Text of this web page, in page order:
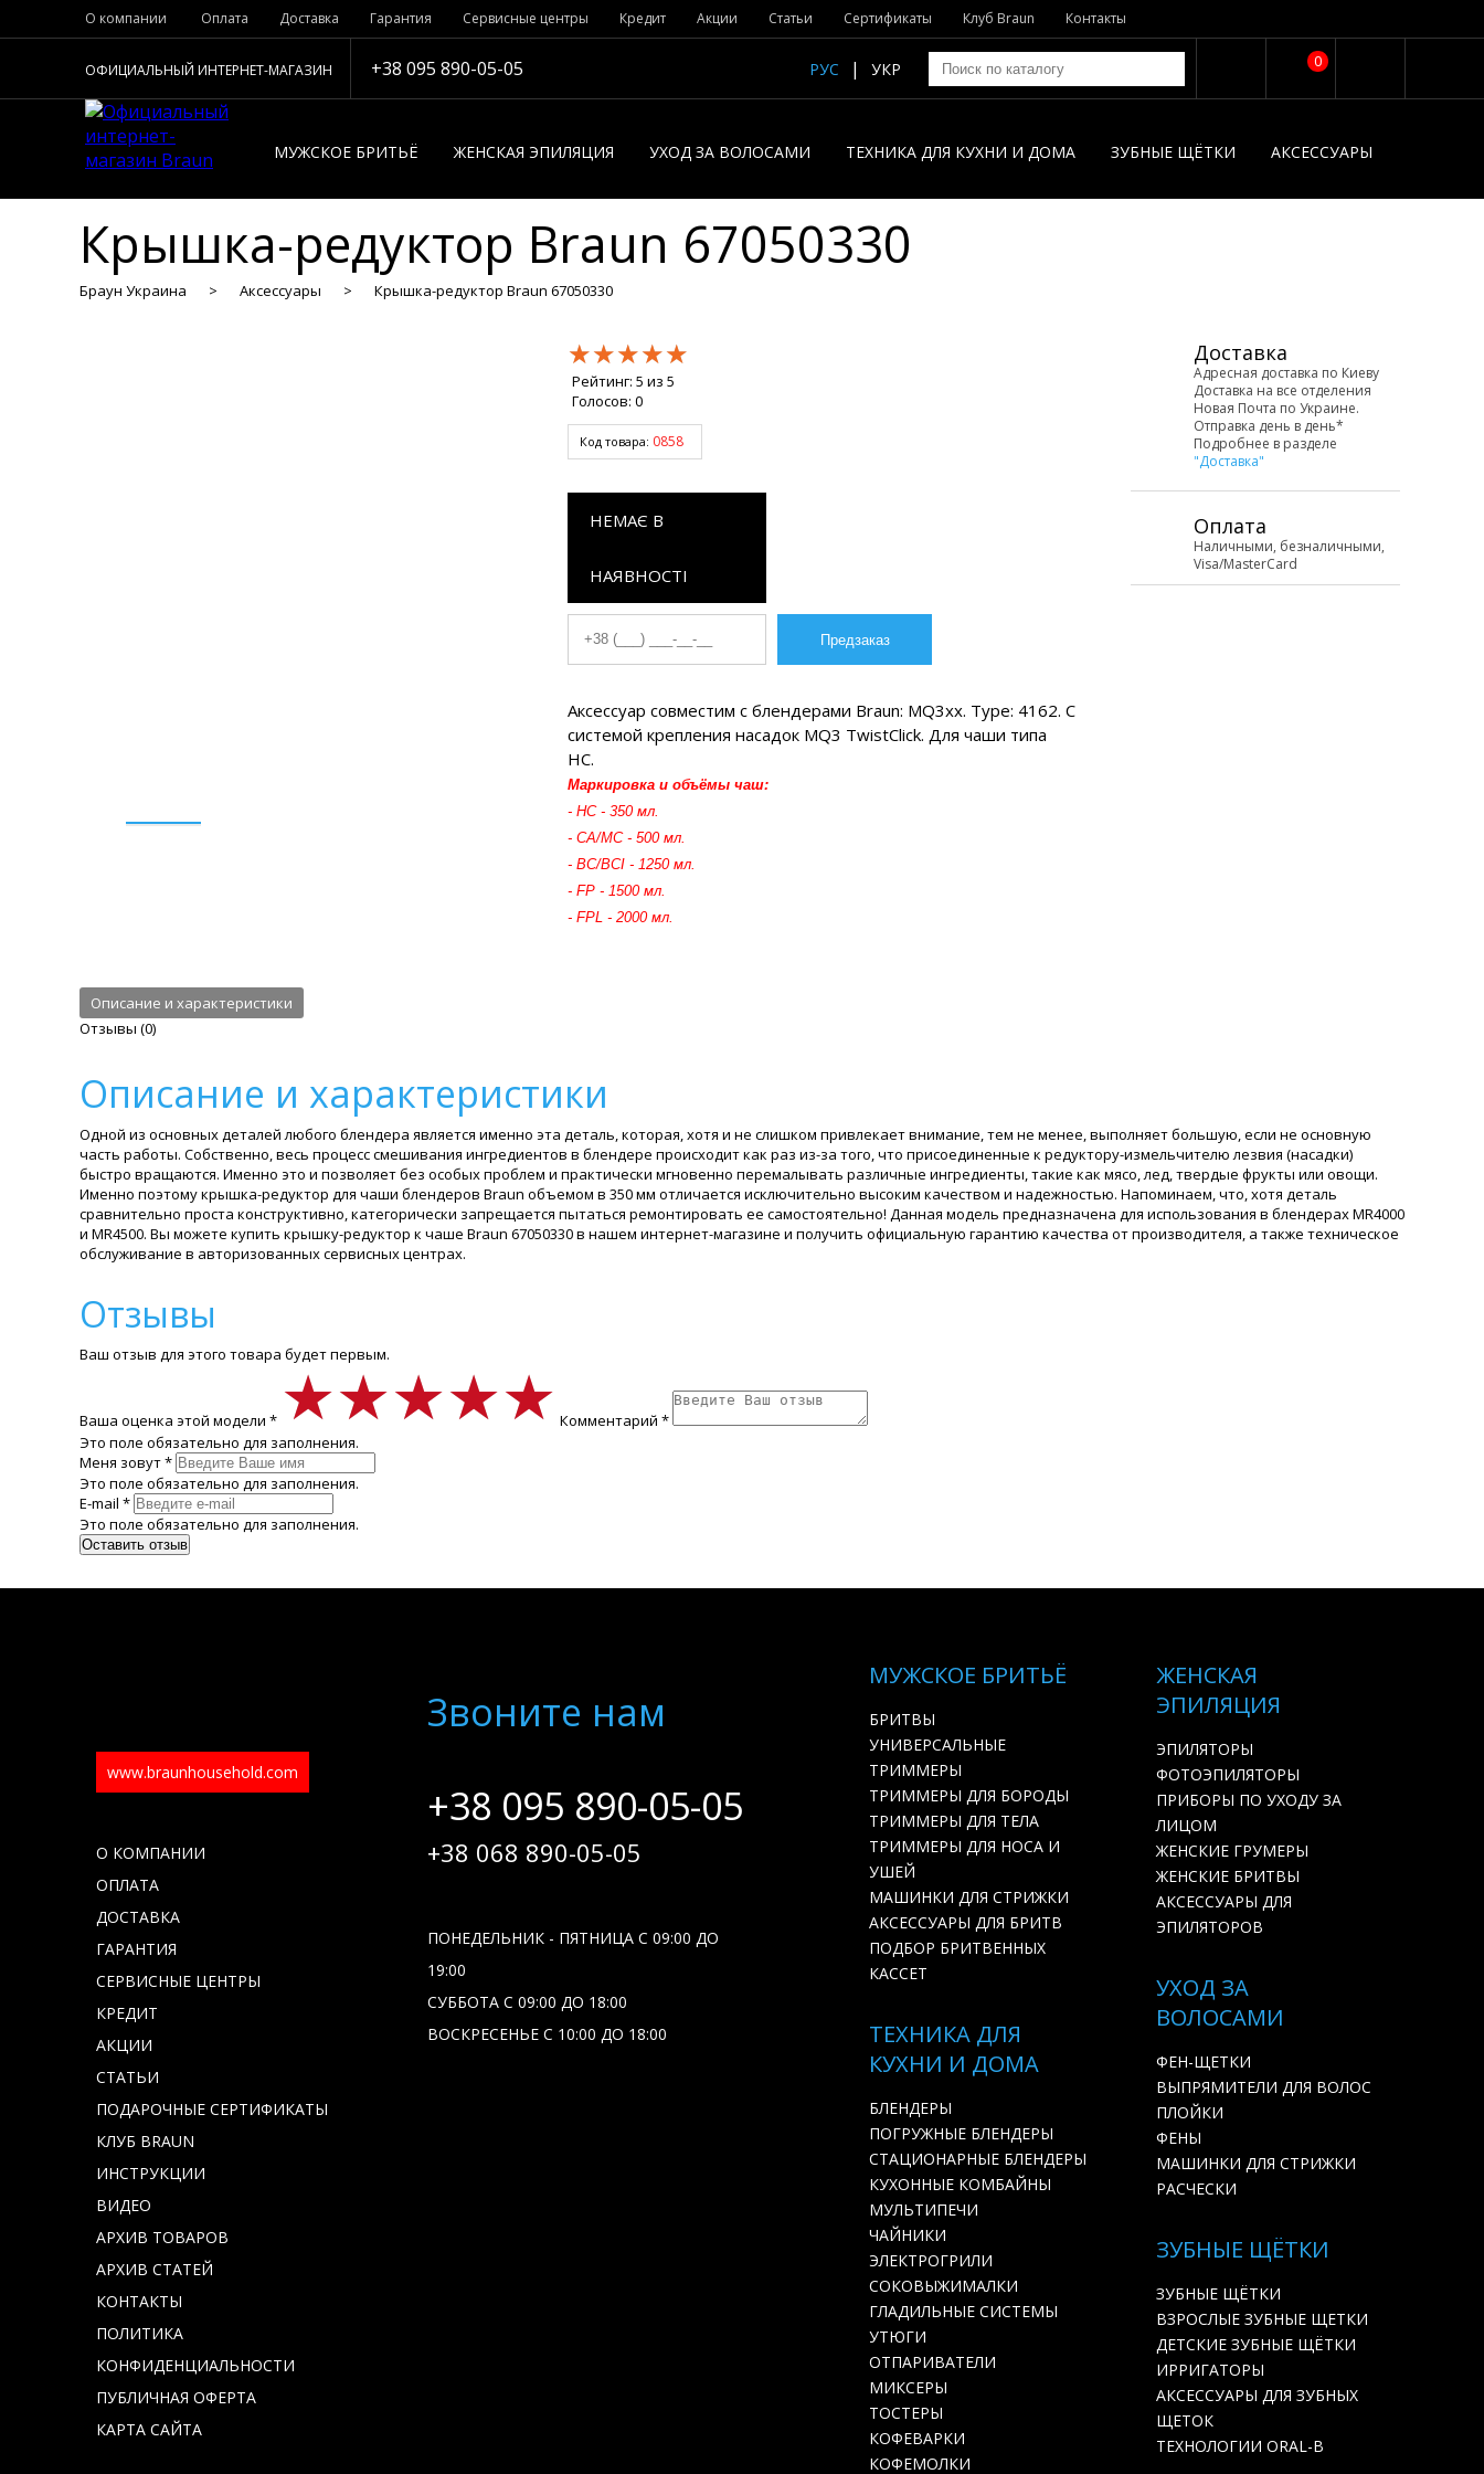
О компании Оплата Доставка Гарантия Сервисные центры Кредит Акции Статьи Сертификаты Клуб Braun Контакты
ОФИЦИАЛЬНЫЙ ИНТЕРНЕТ-МАГАЗИН +38 095 890-05-05 0
РУС УКР
МУЖСКОЕ БРИТЬЁ ЖЕНСКАЯ ЭПИЛЯЦИЯ УХОД ЗА ВОЛОСАМИ ТЕХНИКА ДЛЯ КУХНИ И ДОМА ЗУБНЫЕ ЩЁТКИ АКСЕССУАРЫ
Крышка-редуктор Braun 67050330
Браун Украина Аксессуары Крышка-редуктор Braun 67050330
★★★★★
★★★★★
★★★★★
Рейтинг: 5 из 5
Голосов: 0
Код товара: 0858
НЕМАЄ В
НАЯВНОСТІ
Аксессуар совместим с блендерами Braun: MQ3xx. Type: 4162. С
системой крепления насадок MQ3 TwistClick. Для чаши типа
HC.
Маркировка и объёмы чаш:
- HC - 350 мл.
- CA/MC - 500 мл.
- BC/BCI - 1250 мл.
- FP - 1500 мл.
- FPL - 2000 мл.
Доставка
Адресная доставка по Киеву
Доставка на все отделения
Новая Почта по Украине.
Отправка день в день*
Подробнее в разделе
"Доставка"
Оплата
Наличными, безналичными,
Visa/MasterCard
Описание и характеристики
Отзывы (0)
Описание и характеристики
Одной из основных деталей любого блендера является именно эта деталь, которая, хотя и не слишком привлекает внимание, тем не менее, выполняет большую, если не основную
часть работы. Собственно, весь процесс смешивания ингредиентов в блендере происходит как раз из-за того, что присоединенные к редуктору-измельчителю лезвия (насадки)
быстро вращаются. Именно это и позволяет без особых проблем и практически мгновенно перемалывать различные ингредиенты, такие как мясо, лед, твердые фрукты или овощи.
Именно поэтому крышка-редуктор для чаши блендеров Braun объемом в 350 мм отличается исключительно высоким качеством и надежностью. Напоминаем, что, хотя деталь
сравнительно проста конструктивно, категорически запрещается пытаться ремонтировать ее самостоятельно! Данная модель предназначена для использования в блендерах MR4000
и MR4500. Вы можете купить крышку-редуктор к чаше Braun 67050330 в нашем интернет-магазине и получить официальную гарантию качества от производителя, а также техническое
обслуживание в авторизованных сервисных центрах.
Отзывы
Ваш отзыв для этого товара будет первым.
Ваша оценка этой модели * ★★★★★
★★★★★
★★★★★ Комментарий *
Это поле обязательно для заполнения.
Меня зовут *
Это поле обязательно для заполнения.
E-mail *
Это поле обязательно для заполнения.
www.braunhousehold.com
О КОМПАНИИ
ОПЛАТА
ДОСТАВКА
ГАРАНТИЯ
СЕРВИСНЫЕ ЦЕНТРЫ
КРЕДИТ
АКЦИИ
СТАТЬИ
ПОДАРОЧНЫЕ СЕРТИФИКАТЫ
КЛУБ BRAUN
ИНСТРУКЦИИ
ВИДЕО
АРХИВ ТОВАРОВ
АРХИВ СТАТЕЙ
КОНТАКТЫ
ПОЛИТИКА
КОНФИДЕНЦИАЛЬНОСТИ
ПУБЛИЧНАЯ ОФЕРТА
КАРТА САЙТА
Звоните нам
+38 095 890-05-05
+38 068 890-05-05
ПОНЕДЕЛЬНИК - ПЯТНИЦА С 09:00 ДО
19:00
СУББОТА С 09:00 ДО 18:00
ВОСКРЕСЕНЬЕ С 10:00 ДО 18:00
МУЖСКОЕ БРИТЬЁ
БРИТВЫ
УНИВЕРСАЛЬНЫЕ
ТРИММЕРЫ
ТРИММЕРЫ ДЛЯ БОРОДЫ
ТРИММЕРЫ ДЛЯ ТЕЛА
ТРИММЕРЫ ДЛЯ НОСА И
УШЕЙ
МАШИНКИ ДЛЯ СТРИЖКИ
АКСЕССУАРЫ ДЛЯ БРИТВ
ПОДБОР БРИТВЕННЫХ
КАССЕТ
ЖЕНСКАЯ
ЭПИЛЯЦИЯ
ЭПИЛЯТОРЫ
ФОТОЭПИЛЯТОРЫ
ПРИБОРЫ ПО УХОДУ ЗА
ЛИЦОМ
ЖЕНСКИЕ ГРУМЕРЫ
ЖЕНСКИЕ БРИТВЫ
АКСЕССУАРЫ ДЛЯ
ЭПИЛЯТОРОВ
УХОД ЗА
ВОЛОСАМИ
ФЕН-ЩЕТКИ
ВЫПРЯМИТЕЛИ ДЛЯ ВОЛОС
ПЛОЙКИ
ФЕНЫ
МАШИНКИ ДЛЯ СТРИЖКИ
РАСЧЕСКИ
ТЕХНИКА ДЛЯ
КУХНИ И ДОМА
БЛЕНДЕРЫ
ПОГРУЖНЫЕ БЛЕНДЕРЫ
СТАЦИОНАРНЫЕ БЛЕНДЕРЫ
КУХОННЫЕ КОМБАЙНЫ
МУЛЬТИПЕЧИ
ЧАЙНИКИ
ЭЛЕКТРОГРИЛИ
СОКОВЫЖИМАЛКИ
ГЛАДИЛЬНЫЕ СИСТЕМЫ
УТЮГИ
ОТПАРИВАТЕЛИ
МИКСЕРЫ
ТОСТЕРЫ
КОФЕВАРКИ
КОФЕМОЛКИ
ЗУБНЫЕ ЩЁТКИ
ЗУБНЫЕ ЩЁТКИ
ВЗРОСЛЫЕ ЗУБНЫЕ ЩЕТКИ
ДЕТСКИЕ ЗУБНЫЕ ЩЁТКИ
ИРРИГАТОРЫ
АКСЕССУАРЫ ДЛЯ ЗУБНЫХ
ЩЕТОК
ТЕХНОЛОГИИ ORAL-B